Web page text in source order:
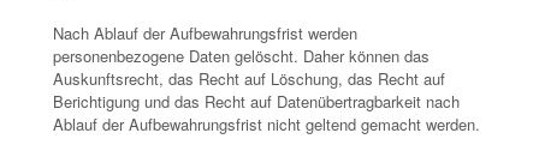
Nach Ablauf der Aufbewahrungsfrist werden
personenbezogene Daten gelöscht. Daher können das
Auskunftsrecht, das Recht auf Löschung, das Recht auf
Berichtigung und das Recht auf Datenübertragbarkeit nach
Ablauf der Aufbewahrungsfrist nicht geltend gemacht werden.